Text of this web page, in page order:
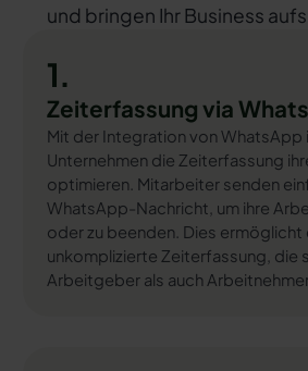
und bringen Ihr Business
1.
Zeiterfassung via
Mit der Integration von WhatsApp
Unternehmen die Zeiterfassung
optimieren. Mitarbeiter senden
WhatsApp-Nachricht, um ihre
oder zu beenden. Dies ermöglicht
unkomplizierte Zeiterfassung, die
Arbeitgeber als auch